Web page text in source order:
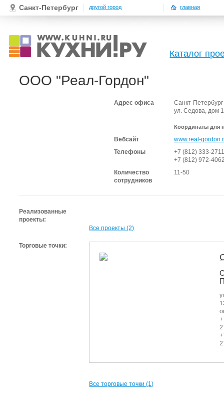
Каталог
Санкт-Петербург другой город главная
ООО "Реал-Гордон"
Адрес офиса
Санкт-Петербург
ул. Седова, дом
Координаты для
Вебсайт
www.real-
Телефоны
+7 (812) 333-
+7 (812) 972-
Количество
сотрудников
11-50
Реализованные
проекты:
Все проекты (2)
Торговые точки:
Все торговые точки (1)